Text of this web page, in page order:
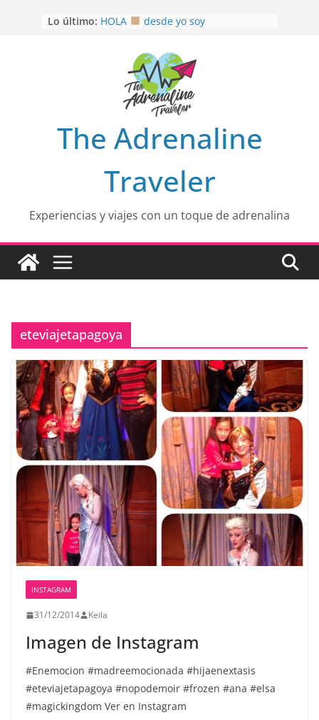
Lo último: HOLA
desde yo soy
EL SENDERO DEL CACAO: Excelente
opción
HOSPEDAJE AL NATURALSHH !!
OTRA PERSPECTIVA de RÍO EL
MULITO!
The Adrenaline
Traveler
Experiencias y viajes con un toque de adrenalina
eteviajetapagoya
INSTAGRAM
31/12/2014 Keila
Imagen de Instagram
#Enemocion #madreemocionada #hijaenextasis
#eteviajetapagoya #nopodemoir #frozen #ana #elsa
#magickingdom Ver en Instagram